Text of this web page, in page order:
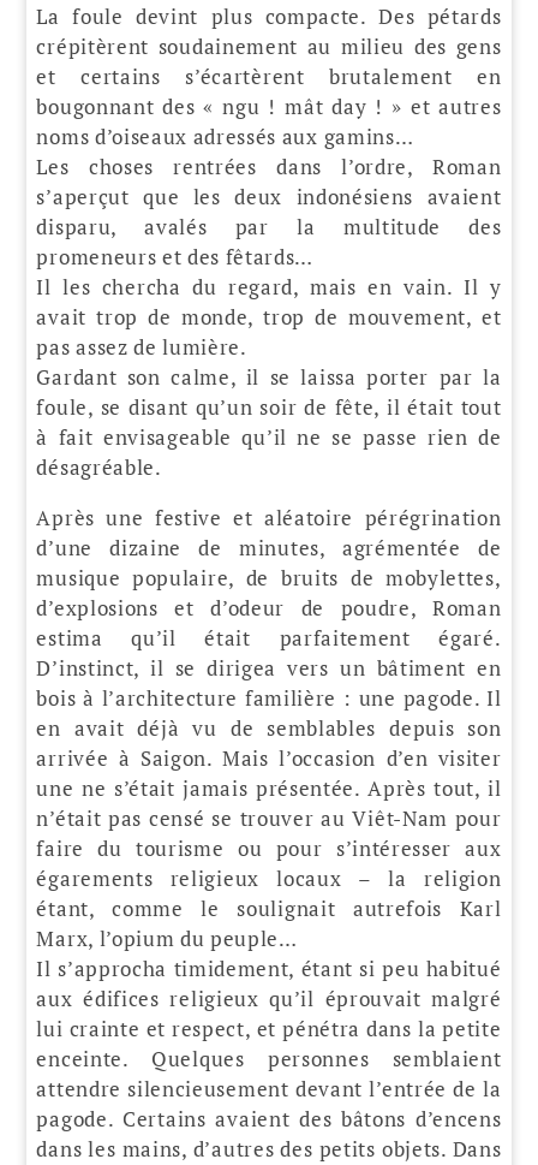
La foule devint plus compacte. Des pétards
crépitèrent soudainement au milieu des gens
et certains s’écartèrent brutalement en
bougonnant des « ngu ! mât day ! » et autres
noms d’oiseaux adressés aux gamins…
Les choses rentrées dans l’ordre, Roman
s’aperçut que les deux indonésiens avaient
disparu, avalés par la multitude des
promeneurs et des fêtards…
Il les chercha du regard, mais en vain. Il y
avait trop de monde, trop de mouvement, et
pas assez de lumière.
Gardant son calme, il se laissa porter par la
foule, se disant qu’un soir de fête, il était tout
à fait envisageable qu’il ne se passe rien de
désagréable.
Après une festive et aléatoire pérégrination
d’une dizaine de minutes, agrémentée de
musique populaire, de bruits de mobylettes,
d’explosions et d’odeur de poudre, Roman
estima qu’il était parfaitement égaré.
D’instinct, il se dirigea vers un bâtiment en
bois à l’architecture familière : une pagode. Il
en avait déjà vu de semblables depuis son
arrivée à Saigon. Mais l’occasion d’en visiter
une ne s’était jamais présentée. Après tout, il
n’était pas censé se trouver au Viêt-Nam pour
faire du tourisme ou pour s’intéresser aux
égarements religieux locaux – la religion
étant, comme le soulignait autrefois Karl
Marx, l’opium du peuple…
Il s’approcha timidement, étant si peu habitué
aux édifices religieux qu’il éprouvait malgré
lui crainte et respect, et pénétra dans la petite
enceinte. Quelques personnes semblaient
attendre silencieusement devant l’entrée de la
pagode. Certains avaient des bâtons d’encens
dans les mains, d’autres des petits objets. Dans